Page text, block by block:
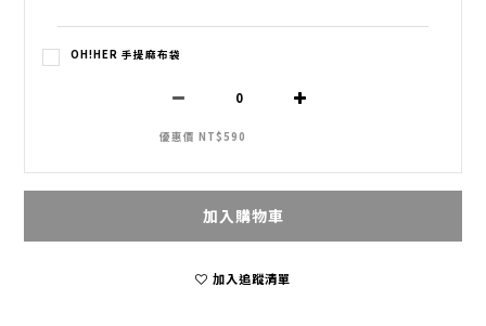
OH!HER 手提麻布袋
優惠價 NT$590
加入購物車
加入追蹤清單